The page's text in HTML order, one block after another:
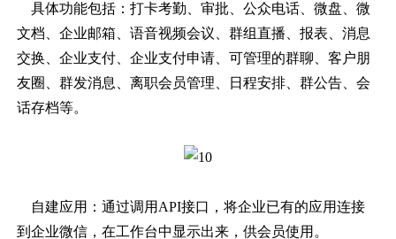
具体功能包括：打卡考勤、审批、公众电话、微盘、微
文档、企业邮箱、语音视频会议、群组直播、报表、消息
交换、企业支付、企业支付申请、可管理的群聊、客户朋
友圈、群发消息、离职会员管理、日程安排、群公告、会
话存档等。
自建应用：通过调用API接口，将企业已有的应用连接
到企业微信，在工作台中显示出来，供会员使用。